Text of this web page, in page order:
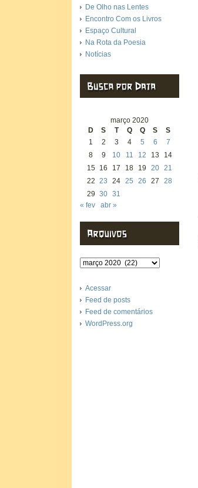
De Olho nas Lentes
Encontro Com os Livros
Espaço Cultural
Na Rota da Poesia
Notícias
março 2020
D
S T Q Q S
S
1
2 3 4 5 6
7
8
9 10 11 12 13
14
15
16 17 18 19 20 21
22 23 24 25 26 27
28
29 30 31
« fev
abr »
Arquivos
Acessar
Feed de posts
Feed de comentários
WordPress.org